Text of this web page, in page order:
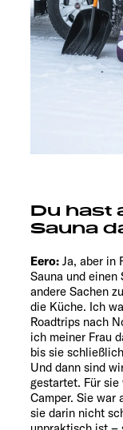
Du hast
Sauna
Eero: Ja, aber in
Sauna und
andere Sachen
die Küche. Ich
Roadtrips nach
ich meiner Frau
bis sie
Und dann sind
gestartet. Für
Camper. Sie
sie darin nicht